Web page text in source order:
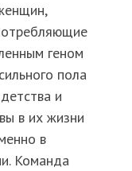
геном
пола
и
в их жизни
в
Команда